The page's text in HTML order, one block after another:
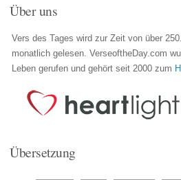
Über uns
Vers des Tages wird zur Zeit von über
monatlich gelesen. VerseoftheDay.com
Leben gerufen und gehört seit 2000 zum
Übersetzung